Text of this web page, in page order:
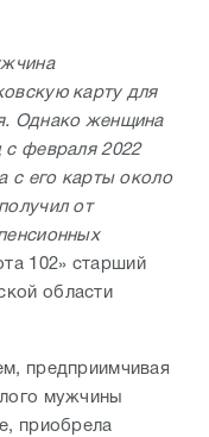
карту для
Однако женщина
с февраля 2022
с его карты около
от
102» старший
области
предприимчивая
мужчины
приобрела